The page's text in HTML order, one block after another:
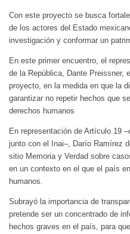
Con este proyecto se busca
de los actores del Estado
investigación y conformar un
En este primer encuentro, el
de la República, Dante Preissner,
proyecto, en la medida en que la
garantizar no repetir hechos que
derechos humanos
En representación de Artículo 19
junto con el Inai–, Darío Ramírez
sitio Memoria y Verdad sobre
en un contexto en el que el país
humanos.
Subrayó la importancia de
pretende ser un concentrado de
hechos graves en el país, para